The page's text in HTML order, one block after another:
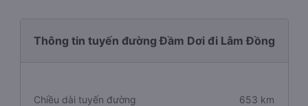
Thông tin tuyến đường Đầm Dơi đi Lâm Đồng
Chiều dài tuyến đường 653 km